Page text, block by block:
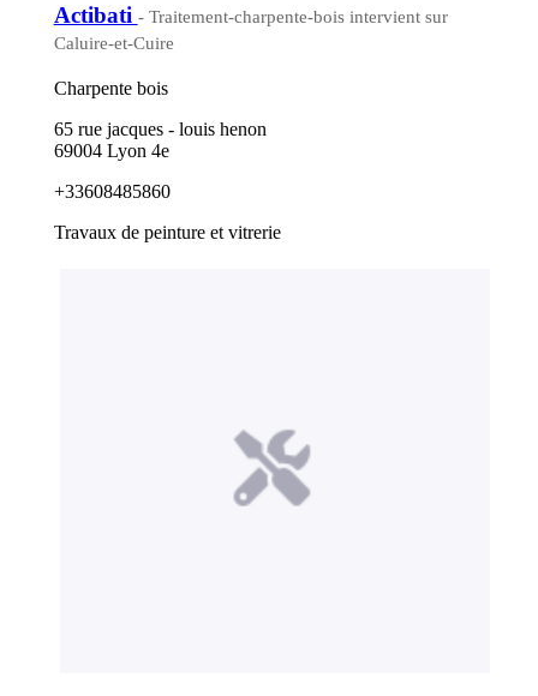
Actibati - Traitement-charpente-bois intervient sur
Caluire-et-Cuire
Charpente bois
65 rue jacques - louis henon
69004 Lyon 4e
+33608485860
Travaux de peinture et vitrerie